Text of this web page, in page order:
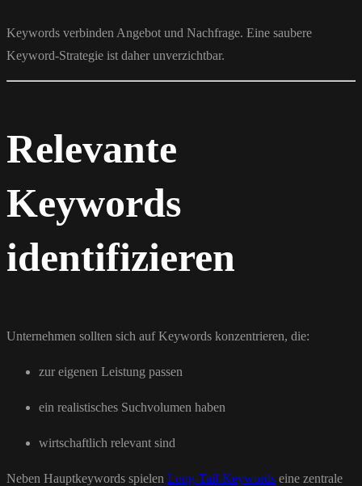
Keywords verbinden Angebot und Nachfrage. Eine saubere
Keyword-Strategie ist daher unverzichtbar.
Relevante
Keywords
identifizieren
Unternehmen sollten sich auf Keywords konzentrieren, die:
zur eigenen Leistung passen
ein realistisches Suchvolumen haben
wirtschaftlich relevant sind
Neben Hauptkeywords spielen Long-Tail-Keywords eine zentrale